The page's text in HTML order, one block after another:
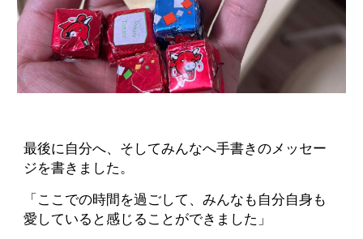
最後に自分へ、そしてみんなへ手書きのメッセー
ジを書きました。
「ここでの時間を過ごして、みんなも自分自身も
愛していると感じることができました」